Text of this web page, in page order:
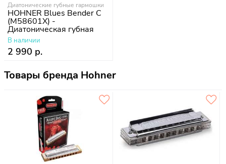
Диатонические губные гармошки
HOHNER Blues Bender C
(M58601X) -
Диатоническая губная
гармошка
В наличии
2 990 р.
Товары бренда Hohner